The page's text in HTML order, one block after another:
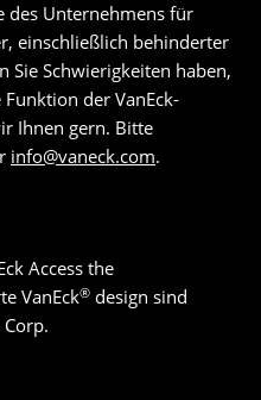
des Unternehmens für
einschließlich behinderter
Sie Schwierigkeiten haben,
der VanEck-
Ihnen gern. Bitte
info@vaneck.com.
Access the
VanEck® design sind